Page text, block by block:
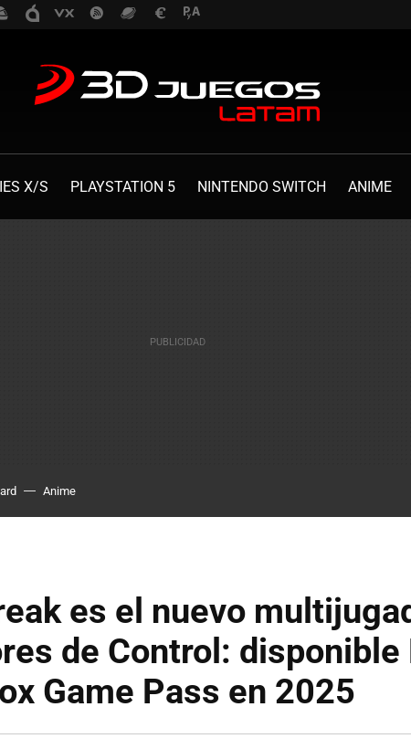
X/S PLAYSTATION 5 NINTENDO SWITCH ANIME
Anime
es el nuevo
de Control: disponible
Game Pass en 2025